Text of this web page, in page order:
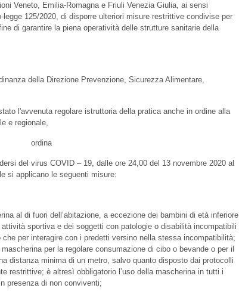
Veneto, Emilia-Romagna e Friuli Venezia Giulia, ai sensi
125/2020, di disporre ulteriori misure restrittive condivise per
di garantire la piena operatività delle strutture sanitarie della
della Direzione Prevenzione, Sicurezza Alimentare,
l'avvenuta regolare istruttoria della pratica anche in ordine alla
e regionale,
ordina
del virus COVID – 19, dalle ore 24,00 del 13 novembre 2020 al
si applicano le seguenti misure:
al di fuori dell’abitazione, a eccezione dei bambini di età inferiore
sportiva e dei soggetti con patologie o disabilità incompatibili
per interagire con i predetti versino nella stessa incompatibilità;
per la regolare consumazione di cibo o bevande o per il
distanza minima di un metro, salvo quanto disposto dai protocolli
restrittive; è altresì obbligatorio l’uso della mascherina in tutti i
presenza di non conviventi;